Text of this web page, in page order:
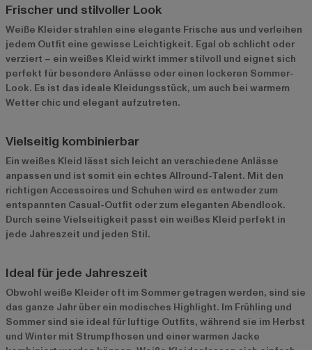
Frischer und stilvoller Look
Weiße Kleider strahlen eine elegante Frische aus und verleihen
jedem Outfit eine gewisse Leichtigkeit. Egal ob schlicht oder
verziert – ein weißes Kleid wirkt immer stilvoll und eignet sich
perfekt für besondere Anlässe oder einen lockeren Sommer-
Look. Es ist das ideale Kleidungsstück, um auch bei warmem
Wetter chic und elegant aufzutreten.
Vielseitig kombinierbar
Ein weißes Kleid lässt sich leicht an verschiedene Anlässe
anpassen und ist somit ein echtes Allround-Talent. Mit den
richtigen Accessoires und Schuhen wird es entweder zum
entspannten Casual-Outfit oder zum eleganten Abendlook.
Durch seine Vielseitigkeit passt ein weißes Kleid perfekt in
jede Jahreszeit und jeden Stil.
Ideal für jede Jahreszeit
Obwohl weiße Kleider oft im Sommer getragen werden, sind sie
das ganze Jahr über ein modisches Highlight. Im Frühling und
Sommer sind sie ideal für luftige Outfits, während sie im Herbst
und Winter mit Strumpfhosen und einer warmen Jacke